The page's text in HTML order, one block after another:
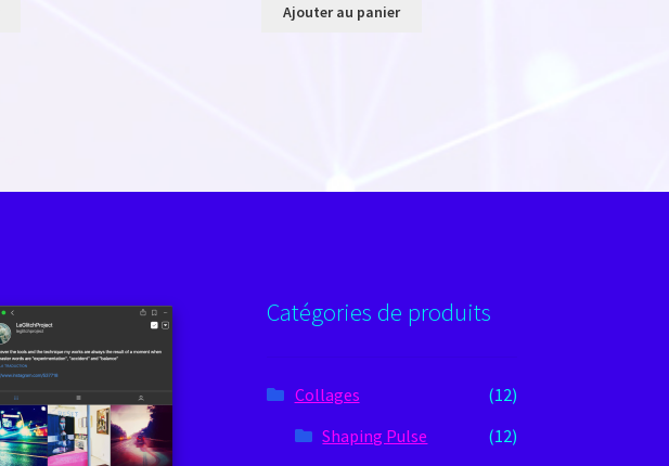
Ajouter au panier
Catégories de produits
Collages
(12)
Shaping Pulse
(12)